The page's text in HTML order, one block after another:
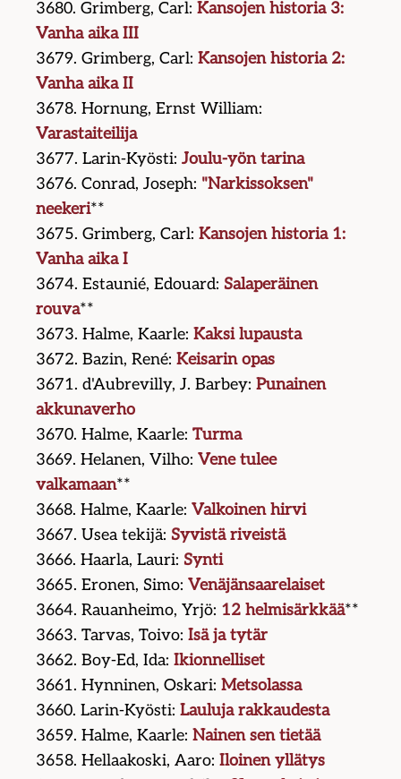
3680. Grimberg, Carl:Kansojen historia 3:
Vanha aika III
3679. Grimberg, Carl:Kansojen historia 2:
Vanha aika II
3678. Hornung, Ernst William:
Varastaiteilija
3677. Larin-Kyösti:Joulu-yön tarina
3676. Conrad, Joseph: "Narkissoksen"
neekeri**
3675. Grimberg, Carl:Kansojen historia 1:
Vanha aika I
3674. Estaunié, Edouard:Salaperäinen
rouva**
3673. Halme, Kaarle:Kaksi lupausta
3672. Bazin, René:Keisarin opas
3671. d'Aubrevilly, J. Barbey:Punainen
akkunaverho
3670. Halme, Kaarle:Turma
3669. Helanen, Vilho:Vene tulee
valkamaan**
3668. Halme, Kaarle:Valkoinen hirvi
3667. Usea tekijä:Syvistä riveistä
3666. Haarla, Lauri:Synti
3665. Eronen, Simo:Venäjänsaarelaiset
3664. Rauanheimo, Yrjö: 12 helmisärkkää**
3663. Tarvas, Toivo:Isä ja tytär
3662. Boy-Ed, Ida:Ikionnelliset
3661. Hynninen, Oskari:Metsolassa
3660. Larin-Kyösti:Lauluja rakkaudesta
3659. Halme, Kaarle:Nainen sen tietää
3658. Hellaakoski, Aaro:Iloinen yllätys